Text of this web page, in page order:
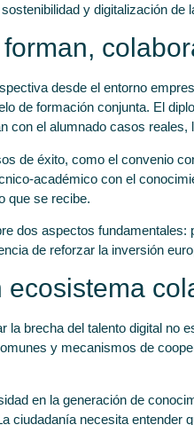
y digitalización de
desde el entorno
de formación conjunta. El
con el alumnado casos
de éxito, como el convenio
académico con el
que se recibe.
dos aspectos
de reforzar la inversión
ecosistema
la brecha del talento digital
y mecanismos de
en la generación de
ciudadanía necesita